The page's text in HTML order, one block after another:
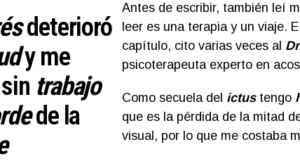
deterioró
y me
trabajo
de la
Antes de escribir, también leí
leer es una terapia y un viaje.
capítulo, cito varias veces al
psicoterapeuta experto en
Como secuela del ictustengo
que es la pérdida de la mitad
visual, por lo que me costaba